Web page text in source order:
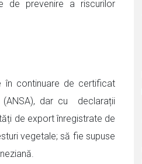
de prevenire a riscurilor
în continuare de certificat
(ANSA), dar cu declarații
de export înregistrate de
vegetale; să fie supuse